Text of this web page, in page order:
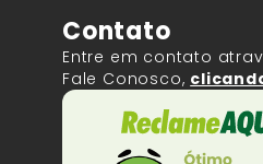
Contato
Entre em contato
Fale Conosco,